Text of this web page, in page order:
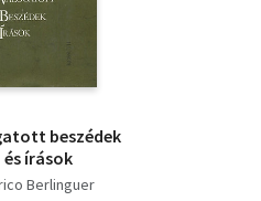
beszédek
és írások
Berlinguer